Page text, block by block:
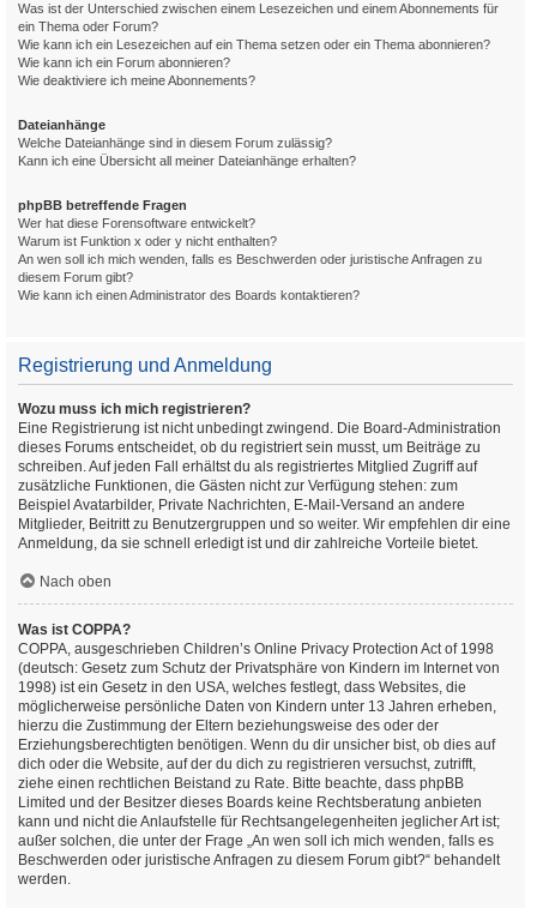
Was ist der Unterschied zwischen einem Lesezeichen und einem Abonnements für
ein Thema oder Forum?
Wie kann ich ein Lesezeichen auf ein Thema setzen oder ein Thema abonnieren?
Wie kann ich ein Forum abonnieren?
Wie deaktiviere ich meine Abonnements?
Dateianhänge
Welche Dateianhänge sind in diesem Forum zulässig?
Kann ich eine Übersicht all meiner Dateianhänge erhalten?
phpBB betreffende Fragen
Wer hat diese Forensoftware entwickelt?
Warum ist Funktion x oder y nicht enthalten?
An wen soll ich mich wenden, falls es Beschwerden oder juristische Anfragen zu
diesem Forum gibt?
Wie kann ich einen Administrator des Boards kontaktieren?
Registrierung und Anmeldung
Wozu muss ich mich registrieren?
Eine Registrierung ist nicht unbedingt zwingend. Die Board-Administration
dieses Forums entscheidet, ob du registriert sein musst, um Beiträge zu
schreiben. Auf jeden Fall erhältst du als registriertes Mitglied Zugriff auf
zusätzliche Funktionen, die Gästen nicht zur Verfügung stehen: zum
Beispiel Avatarbilder, Private Nachrichten, E-Mail-Versand an andere
Mitglieder, Beitritt zu Benutzergruppen und so weiter. Wir empfehlen dir eine
Anmeldung, da sie schnell erledigt ist und dir zahlreiche Vorteile bietet.
Nach oben
Was ist COPPA?
COPPA, ausgeschrieben Children’s Online Privacy Protection Act of 1998
(deutsch: Gesetz zum Schutz der Privatsphäre von Kindern im Internet von
1998) ist ein Gesetz in den USA, welches festlegt, dass Websites, die
möglicherweise persönliche Daten von Kindern unter 13 Jahren erheben,
hierzu die Zustimmung der Eltern beziehungsweise des oder der
Erziehungsberechtigten benötigen. Wenn du dir unsicher bist, ob dies auf
dich oder die Website, auf der du dich zu registrieren versuchst, zutrifft,
ziehe einen rechtlichen Beistand zu Rate. Bitte beachte, dass phpBB
Limited und der Besitzer dieses Boards keine Rechtsberatung anbieten
kann und nicht die Anlaufstelle für Rechtsangelegenheiten jeglicher Art ist;
außer solchen, die unter der Frage „An wen soll ich mich wenden, falls es
Beschwerden oder juristische Anfragen zu diesem Forum gibt?“ behandelt
werden.